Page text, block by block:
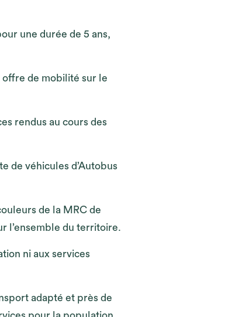
une durée de 5 ans,
de mobilité sur le
rendus au cours des
de véhicules d’Autobus
de la MRC de
l’ensemble du territoire.
ni aux services
adapté et près de